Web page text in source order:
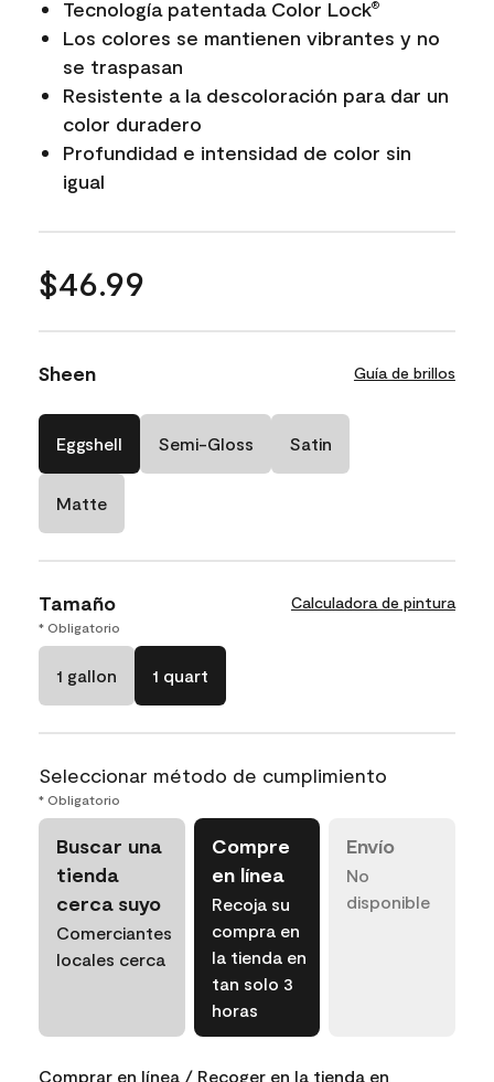
Tecnología patentada Color Lock®
Los colores se mantienen vibrantes y no
se traspasan
Resistente a la descoloración para dar un
color duradero
Profundidad e intensidad de color sin
igual
$46.99
Sheen Guía de brillos
Eggshell Semi-Gloss Satin
Matte
Tamaño Calculadora de pintura
* Obligatorio
1 gallon 1 quart
Seleccionar método de cumplimiento
* Obligatorio
Buscar una
tienda
cerca suyo
Comerciantes
locales cerca
Compre
en línea
Recoja su
compra en
la tienda en
tan solo 3
horas
Envío
No
disponible
Comprar en línea / Recoger en la tienda en